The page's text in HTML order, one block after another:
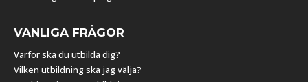
VANLIGA FRÅGOR
Varför ska du utbilda dig?
Vilken utbildning ska jag välja?